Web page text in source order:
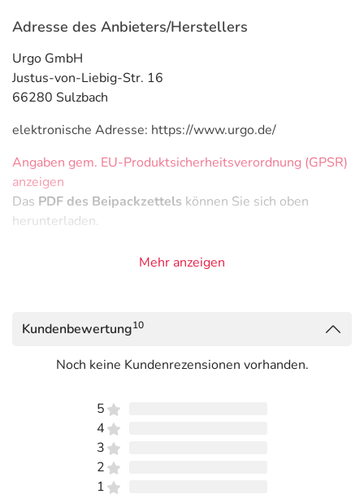
Adresse des Anbieters/Herstellers
Urgo GmbH
Justus-von-Liebig-Str. 16
66280 Sulzbach
elektronische Adresse: https://www.urgo.de/
Angaben gem. EU-Produktsicherheitsverordnung (GPSR)
anzeigen
Das PDF des Beipackzettels können Sie sich oben
herunterladen.
Mehr anzeigen
Kundenbewertung10
Noch keine Kundenrezensionen vorhanden.
5
4
3
2
1